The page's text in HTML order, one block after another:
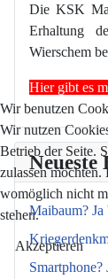
Die KSK
Erhaltung
Wierschem
Hier gibt es
Neueste
Maibaum? Ja
Smartphone?
Wir benutzen
Wir nutzen
Betrieb der Seite.
zulassen
womöglich nicht
stehen.
Akzeptieren